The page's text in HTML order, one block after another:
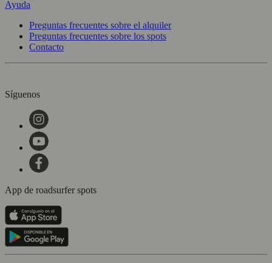
Ayuda
Preguntas frecuentes sobre el alquiler
Preguntas frecuentes sobre los spots
Contacto
Síguenos
App de roadsurfer spots